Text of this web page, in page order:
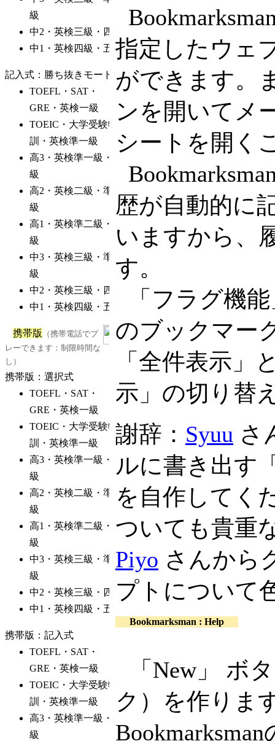
指定したウェ
ができます。
ンを開いてメ
シートを開く
歴が自動的に
いますから、
す。
「フラグ機
のブックマー
「全件表示」
示」の切り替
謝辞： Syuu さ
ルに書き出す
を自作してく
ついても貴重
Piyo さんから
プトについて
Bookmarksman : Help
「New」 ボ
ク）を作りま